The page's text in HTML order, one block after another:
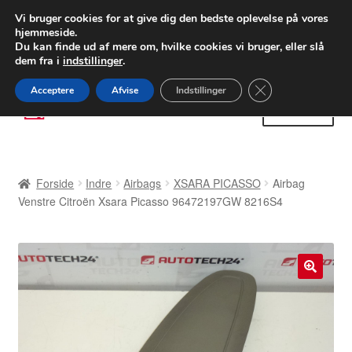
LEVERING fra 55 kr.
FEDEX verdensomspændende forsendelse
80 82 72 02
Spring
til
Spring
til
Betalinger
Klage
Forside Indre Airbags XSARA PICASSO
Airbag
Venstre Citroën Xsara Picasso 96472197GW 8216S4
🔍
Vi bruger cookies for at give dig den bedste oplevelse på vores
hjemmeside.
Du kan finde ud af mere om, hvilke cookies vi bruger, eller slå
dem fra i indstillinger.
Acceptere Afvise Indstillinger Close GDPR